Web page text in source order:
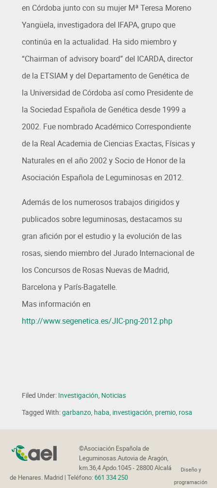
en Córdoba junto con su mujer Mª Teresa Moreno
Yangüela, investigadora del IFAPA, grupo que
continúa en la actualidad. Ha sido miembro y
“Chairman of advisory board” del ICARDA, director
de la ETSIAM y del Departamento de Genética de
la Universidad de Córdoba así como Presidente de
la Sociedad Española de Genética desde 1999 a
2002. Fue nombrado Académico Correspondiente
de la Real Academia de Ciencias Exactas, Físicas y
Naturales en el año 2002 y Socio de Honor de la
Asociación Española de Leguminosas en 2012.
Además de los numerosos trabajos dirigidos y
publicados sobre leguminosas, destacamos su
gran afición por el estudio y la evolución de las
rosas, siendo miembro del Jurado Internacional de
los Concursos de Rosas Nuevas de Madrid,
Barcelona y París-Bagatelle.
Mas información en
http://www.segenetica.es/JIC-png-2012.php
Filed Under: Investigación, Noticias
Tagged With:garbanzo, haba, investigación, premio, rosa
©Asociación Española de
Leguminosas.Autovia de Aragón,
km.36,4 Apdo.1045 - 28800 Alcalá
de Henares. Madrid | Teléfono: 661 334 250
Diseño y
programación